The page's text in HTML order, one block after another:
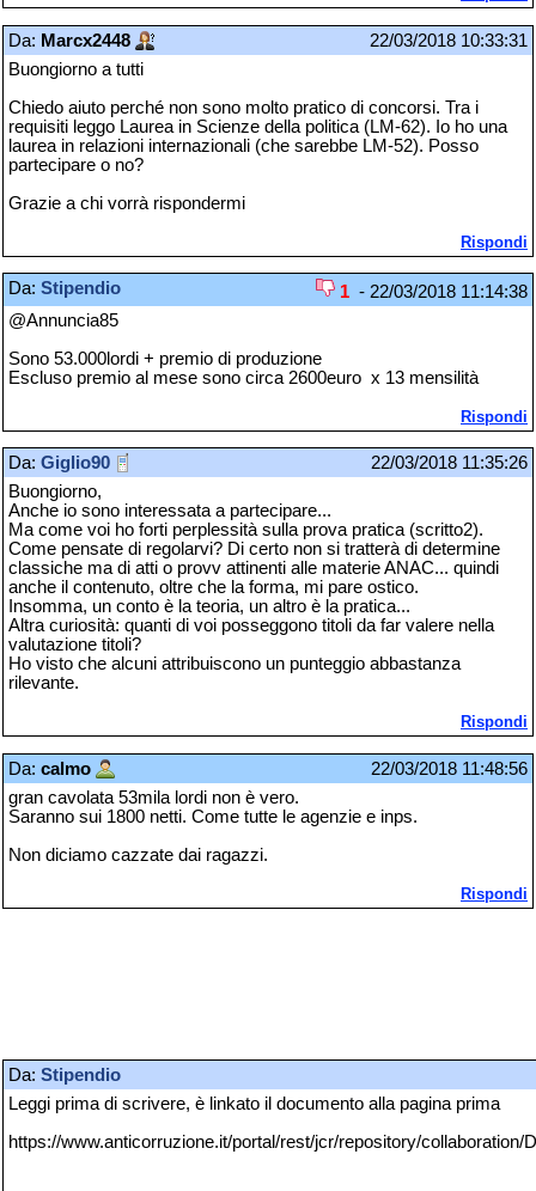
Da: Marcx2448
22/03/2018 10:33:31
Buongiorno a tutti
Chiedo aiuto perché non sono molto pratico di concorsi. Tra i
requisiti leggo Laurea in Scienze della politica (LM-62). Io ho una
laurea in relazioni internazionali (che sarebbe LM-52). Posso
partecipare o no?
Grazie a chi vorrà rispondermi
Rispondi
Da: Stipendio 1 - 22/03/2018 11:14:38
@Annuncia85
Sono 53.000lordi + premio di produzione
Escluso premio al mese sono circa 2600euro x 13 mensilità
Rispondi
Da: Giglio90
22/03/2018 11:35:26
Buongiorno,
Anche io sono interessata a partecipare...
Ma come voi ho forti perplessità sulla prova pratica (scritto2).
Come pensate di regolarvi? Di certo non si tratterà di determine
classiche ma di atti o provv attinenti alle materie ANAC... quindi
anche il contenuto, oltre che la forma, mi pare ostico.
Insomma, un conto è la teoria, un altro è la pratica...
Altra curiosità: quanti di voi posseggono titoli da far valere nella
valutazione titoli?
Ho visto che alcuni attribuiscono un punteggio abbastanza
rilevante.
Rispondi
Da: calmo
22/03/2018 11:48:56
gran cavolata 53mila lordi non è vero.
Saranno sui 1800 netti. Come tutte le agenzie e inps.
Non diciamo cazzate dai ragazzi.
Rispondi
Da: Stipendio
Leggi prima di scrivere, è linkato il documento alla pagina prima
https://www.anticorruzione.it/portal/rest/jcr/repository/